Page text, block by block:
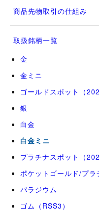
商品先物取引の仕組み
取扱銘柄一覧
金
金ミニ
ゴールドスポット（
銀
白金
白金ミニ
プラチナスポット（
ポケットゴールド/プラ
パラジウム
ゴム（RSS3）